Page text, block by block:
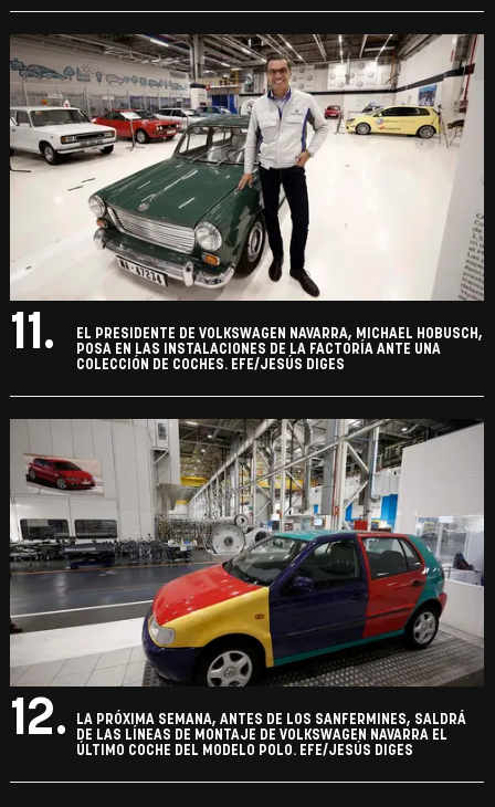
11.
EL PRESIDENTE DE VOLKSWAGEN NAVARRA, MICHAEL HOBUSCH,
POSA EN LAS INSTALACIONES DE LA FACTORÍA ANTE UNA
COLECCIÓN DE COCHES. EFE/JESÚS DIGES
12.
LA PRÓXIMA SEMANA, ANTES DE LOS SANFERMINES, SALDRÁ
DE LAS LÍNEAS DE MONTAJE DE VOLKSWAGEN NAVARRA EL
ÚLTIMO COCHE DEL MODELO POLO. EFE/JESÚS DIGES